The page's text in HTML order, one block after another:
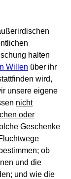
halten
Willen über ihr
wird,
unsere eigene
nicht
oder
Geschenke
ob
und die
und wie die